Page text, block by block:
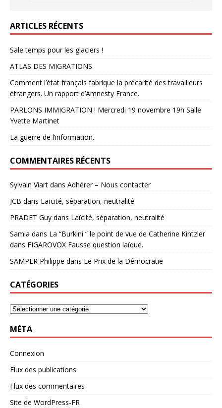
ARTICLES RÉCENTS
Sale temps pour les glaciers !
ATLAS DES MIGRATIONS
Comment l’état français fabrique la précarité des travailleurs
étrangers. Un rapport d’Amnesty France.
PARLONS IMMIGRATION ! Mercredi 19 novembre 19h Salle
Yvette Martinet
La guerre de l’information.
COMMENTAIRES RÉCENTS
Sylvain Viart dans Adhérer – Nous contacter
JCB dans Laïcité, séparation, neutralité
PRADET Guy dans Laïcité, séparation, neutralité
Samia dans La “Burkini ” le point de vue de Catherine Kintzler
dans FIGAROVOX Fausse question laïque.
SAMPER Philippe dans Le Prix de la Démocratie
CATÉGORIES
MÉTA
Connexion
Flux des publications
Flux des commentaires
Site de WordPress-FR